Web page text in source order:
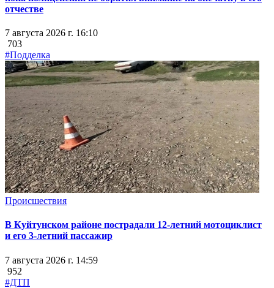
отчестве
7 августа 2026 г. 16:10
703
#Подделка
Происшествия
В Куйтунском районе пострадали 12-летний мотоциклист
и его 3-летний пассажир
7 августа 2026 г. 14:59
952
#ДТП